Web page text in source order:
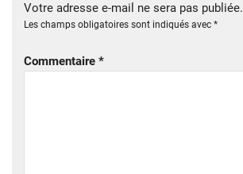
Votre adresse e-mail ne sera pas publiée.
Les champs obligatoires sont indiqués avec *
Commentaire *